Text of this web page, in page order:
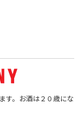
す。お酒は２０歳にな